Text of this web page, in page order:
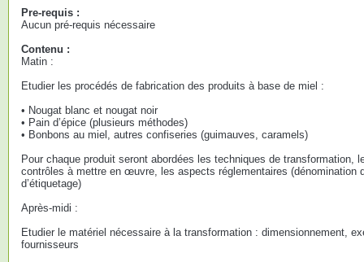
Pre-requis :
Aucun pré-requis nécessaire
Contenu :
Matin :
Etudier les procédés de fabrication des produits à base de miel :
• Nougat blanc et nougat noir
• Pain d’épice (plusieurs méthodes)
• Bonbons au miel, autres confiseries (guimauves, caramels)
Pour chaque produit seront abordées les techniques de transformation,
contrôles à mettre en œuvre, les aspects réglementaires (dénomination
d’étiquetage)
Après-midi :
Etudier le matériel nécessaire à la transformation : dimensionnement,
fournisseurs